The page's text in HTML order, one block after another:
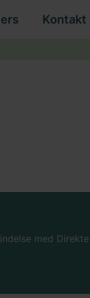
Kontakt
med Direkte